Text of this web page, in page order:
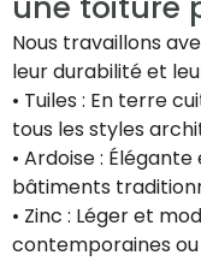
Nous travaillons
leur durabilité et
• Tuiles : En terre
tous les styles
• Ardoise :
bâtiments
• Zinc : Léger et
contemporaines